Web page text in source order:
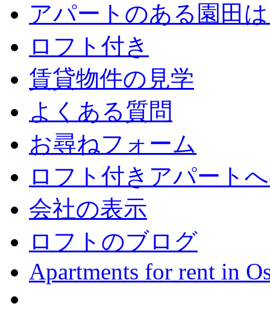
アパートのある園田
ロフト付き
賃貸物件の見学
よくある質問
お尋ねフォーム
ロフト付きアパート
会社の表示
ロフトのブログ
Apartments for rent in